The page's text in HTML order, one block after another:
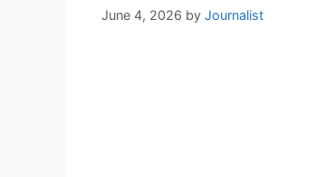
June 4, 2026 by Journalist